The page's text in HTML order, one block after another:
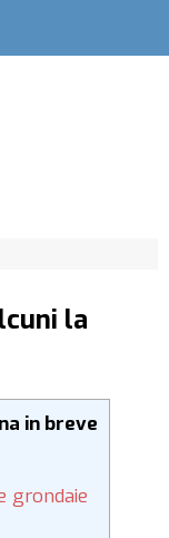
la
in breve
grondaie